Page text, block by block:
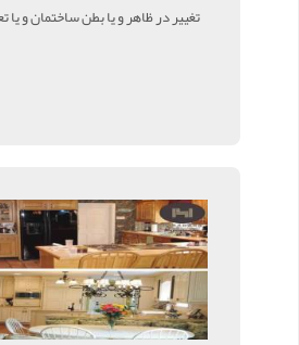
تغییر در ظاهر و یا بطن ساختمان و